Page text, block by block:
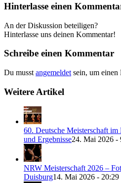
Hinterlasse einen
An der Diskussion beteiligen?
Hinterlasse uns deinen Kommentar!
Schreibe einen Kommentar
Du musst angemeldet sein, um einen
Weitere Artikel
60. Deutsche Meisterschaft
und Ergebnisse24. Mai 2026 -
NRW Meisterschaft 2026 –
Duisburg14. Mai 2026 - 20:29